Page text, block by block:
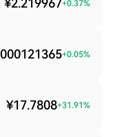
¥2.219967+0.37%
+0.05%
¥17.7808+31.91%